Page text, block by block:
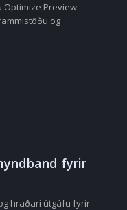
Preview
og
fyrir
hraðari útgáfu fyrir